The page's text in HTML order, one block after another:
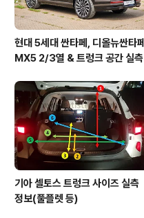
현대 5세대 싼타페, 디올뉴싼타페
MX5 2/3열 & 트렁크 공간 실측
기아 셀토스 트렁크 사이즈 실측
정보(풀플렛 등)